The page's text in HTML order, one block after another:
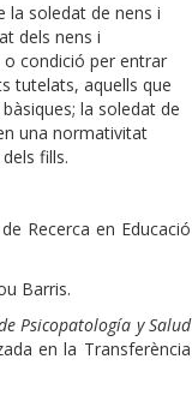
la soledat de nens i
dels nens i
o condició per entrar
tutelats, aquells que
la soledat de
una normativitat
fills.
Recerca en Educació
Barris.
Psicopatología y Salud
en la Transferència